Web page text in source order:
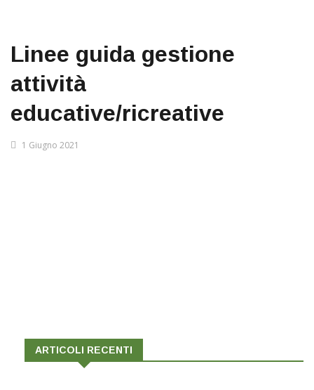
Linee guida gestione
attività
educative/ricreative
1 Giugno 2021
ARTICOLI RECENTI